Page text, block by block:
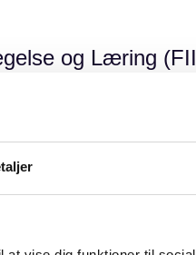
og Læring
vigtige